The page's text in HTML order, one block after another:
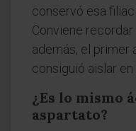
conservó esa
Conviene recordar
además, el primer
consiguió aislar en
¿Es lo mismo
aspartato?